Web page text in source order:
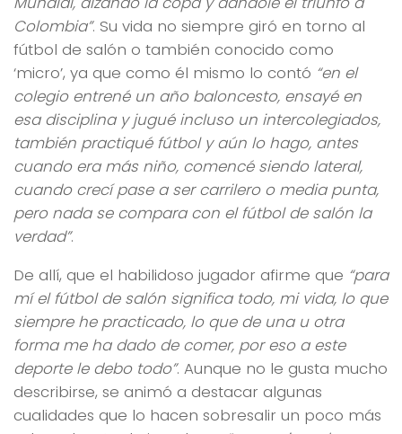
Colombia”. Su vida no siempre giró en torno al
fútbol de salón o también conocido como
‘micro’, ya que como él mismo lo contó “en el
colegio entrené un año baloncesto, ensayé en
esa disciplina y jugué incluso un intercolegiados,
también practiqué fútbol y aún lo hago, antes
cuando era más niño, comencé siendo lateral,
cuando crecí pase a ser carrilero o media punta,
pero nada se compara con el fútbol de salón la
verdad”.
De allí, que el habilidoso jugador afirme que “para
mí el fútbol de salón significa todo, mi vida, lo que
siempre he practicado, lo que de una u otra
forma me ha dado de comer, por eso a este
deporte le debo todo”. Aunque no le gusta mucho
describirse, se animó a destacar algunas
cualidades que lo hacen sobresalir un poco más